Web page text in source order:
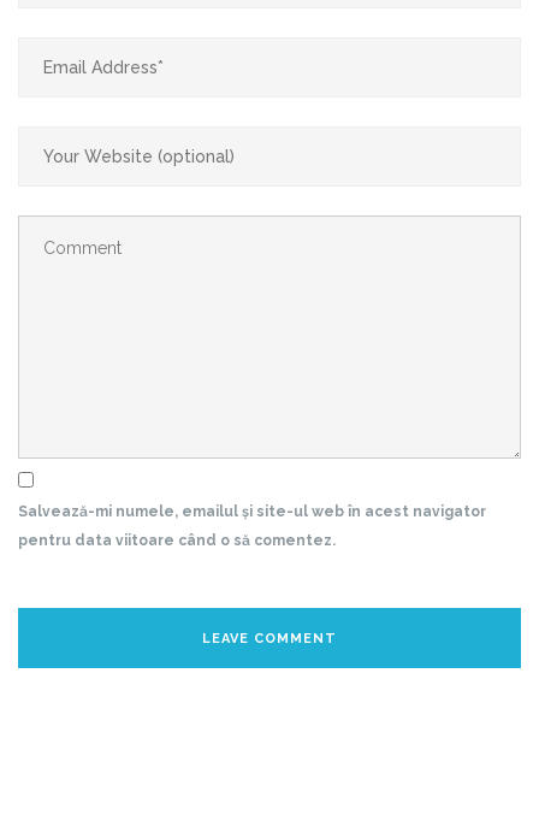
Salvează-mi numele, emailul și site-ul web în acest navigator
pentru data viitoare când o să comentez.